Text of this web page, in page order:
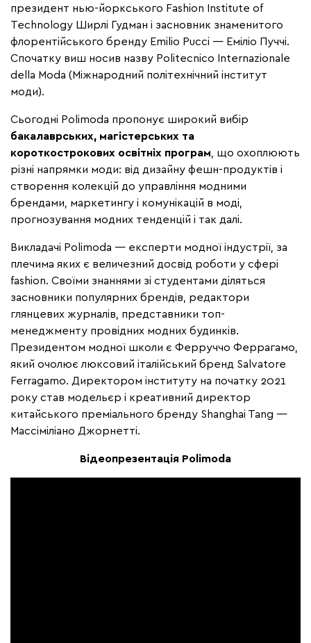
президент нью-йоркського Fashion Institute of
Technology Ширлі Гудман і засновник знаменитого
флорентійського бренду Emilio Pucci — Еміліо Пуччі.
Спочатку виш носив назву Politecnico Internazionale
della Moda (Міжнародний політехнічний інститут
моди).
Сьогодні Polimoda пропонує широкий вибір
бакалаврських, магістерських та
короткострокових освітніх програм, що охоплюють
різні напрямки моди: від дизайну фешн-продуктів і
створення колекцій до управління модними
брендами, маркетингу і комунікацій в моді,
прогнозування модних тенденцій і так далі.
Викладачі Polimoda — експерти модної індустрії, за
плечима яких є величезний досвід роботи у сфері
fashion. Своїми знаннями зі студентами діляться
засновники популярних брендів, редактори
глянцевих журналів, представники топ-
менеджменту провідних модних будинків.
Президентом модної школи є Ферруччо Феррагамо,
який очолює люксовий італійський бренд Salvatore
Ferragamo. Директором інституту на початку 2021
року став модельєр і креативний директор
китайського преміального бренду Shanghai Tang —
Массіміліано Джорнетті.
Відеопрезентація Polimoda